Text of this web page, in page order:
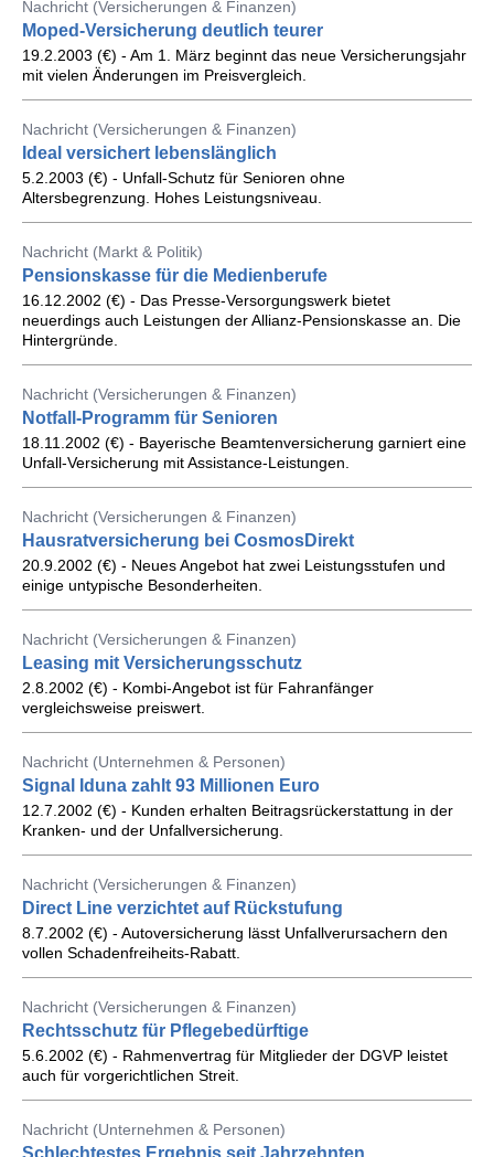
Nachricht (Versicherungen & Finanzen)
Moped-Versicherung deutlich teurer
19.2.2003 (€) - Am 1. März beginnt das neue Versicherungsjahr
mit vielen Änderungen im Preisvergleich.
Nachricht (Versicherungen & Finanzen)
Ideal versichert lebenslänglich
5.2.2003 (€) - Unfall-Schutz für Senioren ohne
Altersbegrenzung. Hohes Leistungsniveau.
Nachricht (Markt & Politik)
Pensionskasse für die Medienberufe
16.12.2002 (€) - Das Presse-Versorgungswerk bietet
neuerdings auch Leistungen der Allianz-Pensionskasse an. Die
Hintergründe.
Nachricht (Versicherungen & Finanzen)
Notfall-Programm für Senioren
18.11.2002 (€) - Bayerische Beamtenversicherung garniert eine
Unfall-Versicherung mit Assistance-Leistungen.
Nachricht (Versicherungen & Finanzen)
Hausratversicherung bei CosmosDirekt
20.9.2002 (€) - Neues Angebot hat zwei Leistungsstufen und
einige untypische Besonderheiten.
Nachricht (Versicherungen & Finanzen)
Leasing mit Versicherungsschutz
2.8.2002 (€) - Kombi-Angebot ist für Fahranfänger
vergleichsweise preiswert.
Nachricht (Unternehmen & Personen)
Signal Iduna zahlt 93 Millionen Euro
12.7.2002 (€) - Kunden erhalten Beitragsrückerstattung in der
Kranken- und der Unfallversicherung.
Nachricht (Versicherungen & Finanzen)
Direct Line verzichtet auf Rückstufung
8.7.2002 (€) - Autoversicherung lässt Unfallverursachern den
vollen Schadenfreiheits-Rabatt.
Nachricht (Versicherungen & Finanzen)
Rechtsschutz für Pflegebedürftige
5.6.2002 (€) - Rahmenvertrag für Mitglieder der DGVP leistet
auch für vorgerichtlichen Streit.
Nachricht (Unternehmen & Personen)
Schlechtestes Ergebnis seit Jahrzehnten